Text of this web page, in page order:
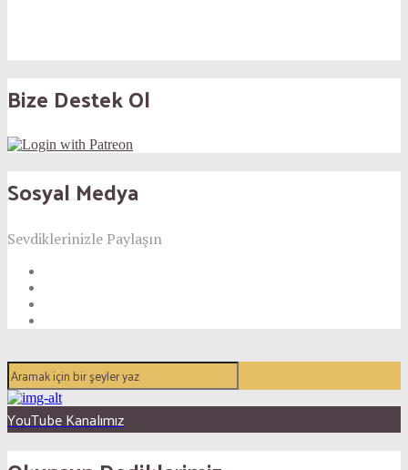
Bize Destek Ol
Sosyal Medya
Sevdiklerinizle Paylaşın
YouTube Kanalımız